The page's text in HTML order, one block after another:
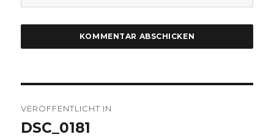
VERÖFFENTLICHT IN
DSC_0181